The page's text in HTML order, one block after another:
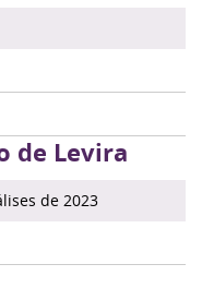
de Levira
de 2023